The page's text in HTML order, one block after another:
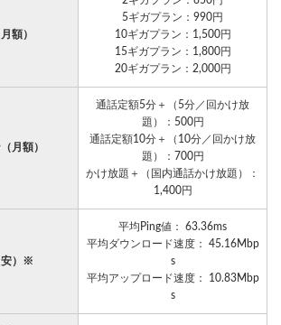
額）
5ギガプラン：990円
10ギガプラン：1,500円
15ギガプラン：1,800円
20ギガプラン：2,000円
月額）
通話定額5分＋（5分／回かけ放
題）：500円
通話定額10分＋（10分／回かけ放
題）：700円
かけ放題＋（国内通話かけ放題）：
1,400円
安）※
平均Ping値： 63.36ms
平均ダウンロード速度： 45.16Mbp
s
平均アップロード速度： 10.83Mbp
s